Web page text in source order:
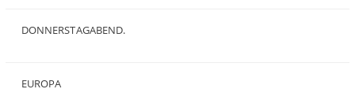
DONNERSTAGABEND.
EUROPA